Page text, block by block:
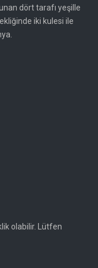
dört tarafı yeşille
iki kulesi ile
olabilir. Lütfen